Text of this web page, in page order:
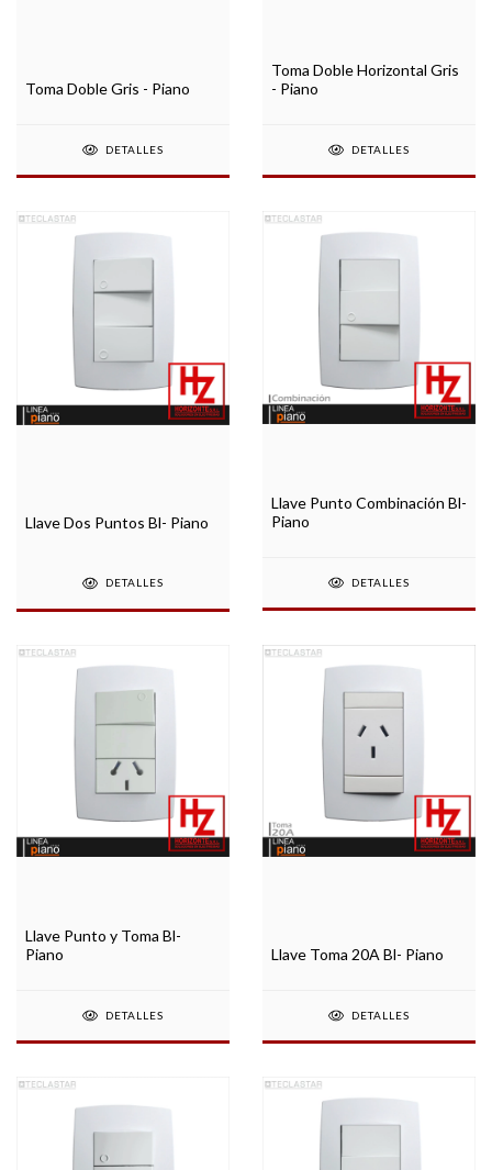
Toma Doble Gris - Piano
DETALLES
Toma Doble Horizontal Gris
- Piano
DETALLES
Llave Dos Puntos Bl- Piano
DETALLES
Llave Punto Combinación Bl-
Piano
DETALLES
Llave Punto y Toma Bl-
Piano
DETALLES
Llave Toma 20A Bl- Piano
DETALLES